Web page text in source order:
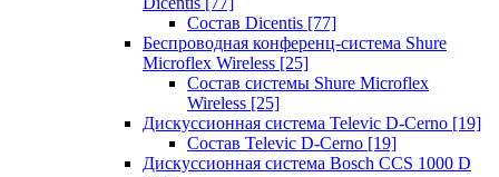
Состав Dicentis [77]
Беспроводная конференц-система Shure
Microflex Wireless [25]
Состав системы Shure Microflex
Wireless [25]
Дискуссионная система Televic D-Cerno [19]
Состав Televic D-Cerno [19]
Дискуссионная система Bosch CCS 1000 D